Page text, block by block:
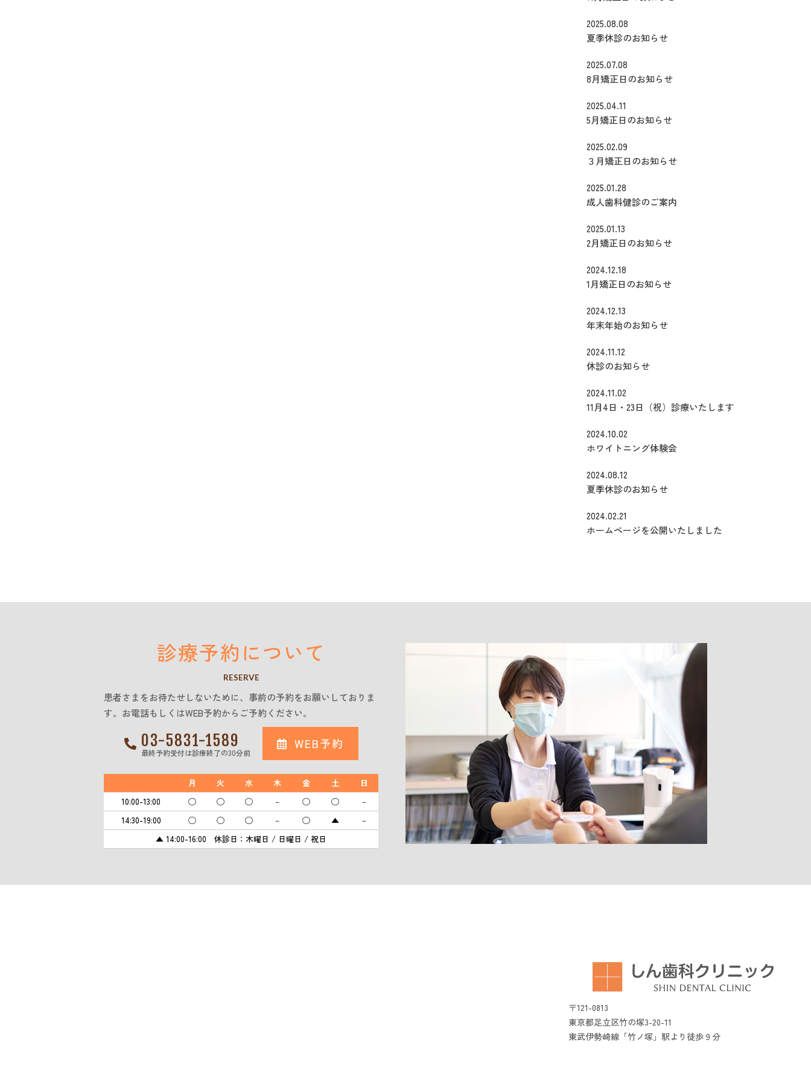
2025.08.08
夏季休診のお知らせ
2025.07.08
8月矯正日のお知らせ
2025.04.11
5月矯正日のお知らせ
2025.02.09
３月矯正日のお知らせ
2025.01.28
成人歯科健診のご案内
2025.01.13
2月矯正日のお知らせ
2024.12.18
1月矯正日のお知らせ
2024.12.13
年末年始のお知らせ
2024.11.12
休診のお知らせ
2024.11.02
11月4日・23日（祝）診療いたします
2024.10.02
ホワイトニング体験会
2024.08.12
夏季休診のお知らせ
2024.02.21
ホームページを公開いたしました
診療予約について
RESERVE
患者さまをお待たせしないために、事前の予約をお願いしておりま
す。お電話もしくはWEB予約からご予約ください。
03-5831-1589
最終予約受付は診療終了の30分前
WEB予約
月 火 水 木 金 土
日
10:00-13:00
◯ ◯ ◯ － ◯ ◯
－
14:30-19:00
◯ ◯ ◯ － ◯ ▲
－
▲ 14:00-16:00 休診日：木曜日 / 日曜日 / 祝日
〒121-0813
東京都足立区竹の塚3-20-11
東武伊勢崎線「竹ノ塚」駅より徒歩９分